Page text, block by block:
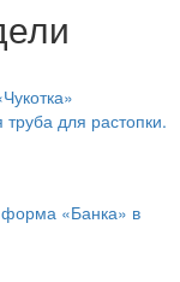
для растопки.
«Банка» в